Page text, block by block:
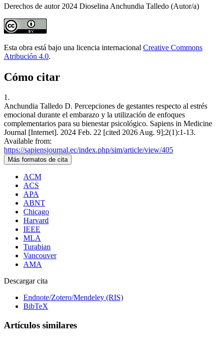
Derechos de autor 2024 Dioselina Anchundia Talledo (Autor/a)
Esta obra está bajo una licencia internacional Creative Commons
Atribución 4.0.
Cómo citar
1.
Anchundia Talledo D. Percepciones de gestantes respecto al estrés
emocional durante el embarazo y la utilización de enfoques
complementarios para su bienestar psicológico. Sapiens in Medicine
Journal [Internet]. 2024 Feb. 22 [cited 2026 Aug. 9];2(1):1-13.
Available from:
https://sapiensjournal.ec/index.php/sim/article/view/405
Más formatos de cita
ACM
ACS
APA
ABNT
Chicago
Harvard
IEEE
MLA
Turabian
Vancouver
AMA
Descargar cita
Endnote/Zotero/Mendeley (RIS)
BibTeX
Artículos similares